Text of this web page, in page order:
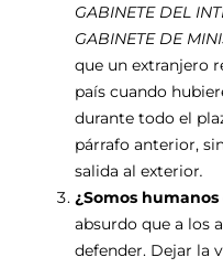
GABINETE DEL
GABINETE DE
que un extranjero
país cuando
durante todo el
párrafo anterior,
salida al exterior.
¿Somos
absurdo que a los
defender. Dejar la